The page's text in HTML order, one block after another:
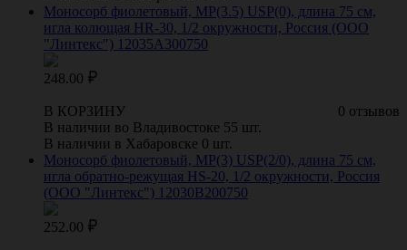
Моносорб фиолетовый, МР(3.5) USP(0), длина 75 см,
игла колющая HR-30, 1/2 окружности, Россия (ООО
"Линтекс") 12035A300750
248.00
0 отзывов
В КОРЗИНУ
В наличии во Владивостоке 55 шт.
В наличии в Хабаровске 0 шт.
Моносорб фиолетовый, МР(3) USP(2/0), длина 75 см,
игла обратно-режущая HS-20, 1/2 окружности, Россия
(ООО "Линтекс") 12030B200750
252.00